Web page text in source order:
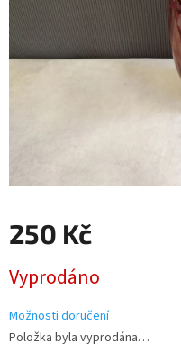
250 Kč
cena:
Vyprodáno
Možnosti doručení
Položka byla vyprodána…